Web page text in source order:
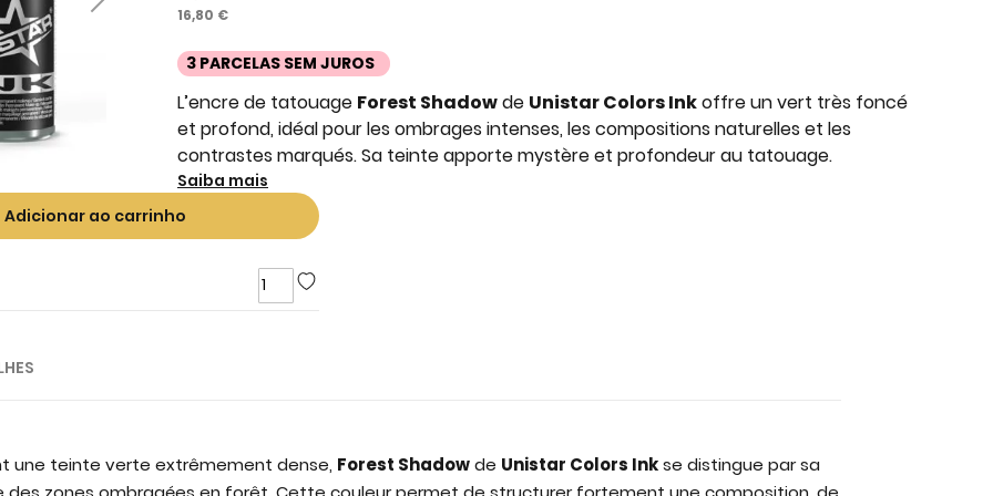
3 PARCELAS SEM JUROS
16,80 €
L’encre de tatouage Forest Shadowde Unistar Colors Inkoffre un vert très foncé
et profond, idéal pour les ombrages intenses, les compositions naturelles et les
contrastes marqués. Sa teinte apporte mystère et profondeur au tatouage.
Saiba mais
Adicionar ao carrinho
une teinte verte extrêmement dense, Forest Shadowde Unistar Colors Inkse distingue par sa